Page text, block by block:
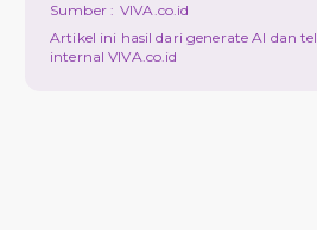
Sumber : VIVA.co.id
Artikel ini hasil dari generate AI dan
internal VIVA.co.id